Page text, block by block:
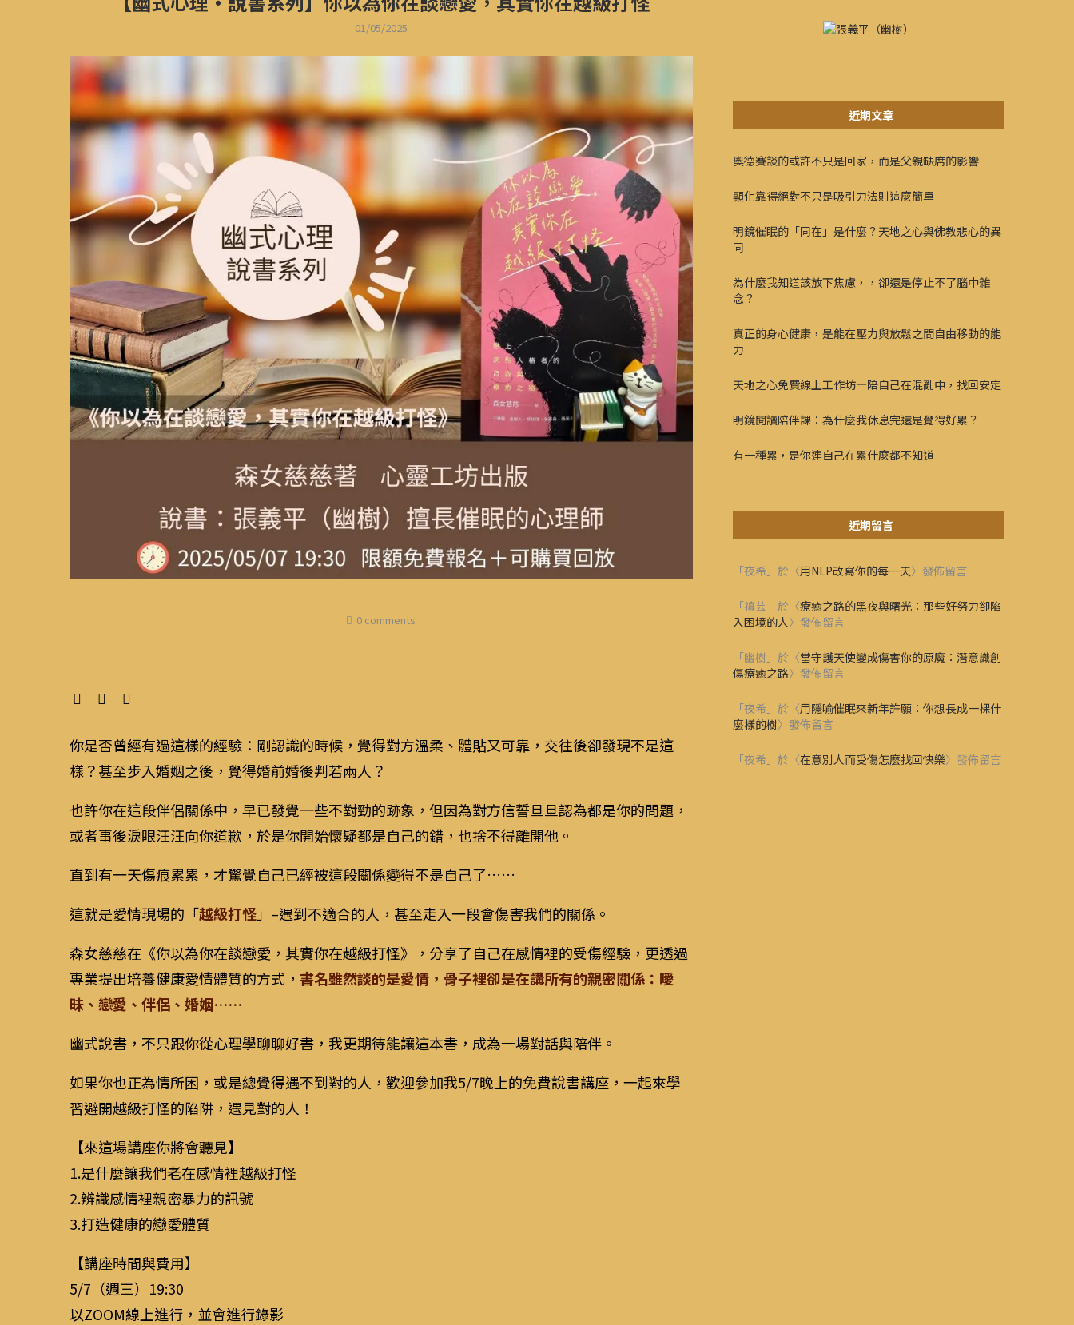
01/05/2025
0 comments
你是否曾經有過這樣的經驗：剛認識的時候，覺得對方溫柔、體貼又可靠，交往後卻發現不是這
樣？甚至步入婚姻之後，覺得婚前婚後判若兩人？
也許你在這段伴侶關係中，早已發覺一些不對勁的跡象，但因為對方信誓旦旦認為都是你的問題，
或者事後淚眼汪汪向你道歉，於是你開始懷疑都是自己的錯，也捨不得離開他。
直到有一天傷痕累累，才驚覺自己已經被這段關係變得不是自己了……
這就是愛情現場的「越級打怪」–遇到不適合的人，甚至走入一段會傷害我們的關係。
森女慈慈在《你以為你在談戀愛，其實你在越級打怪》，分享了自己在感情裡的受傷經驗，更透過
專業提出培養健康愛情體質的方式， 書名雖然談的是愛情，骨子裡卻是在講所有的親密關係：曖
昧、戀愛、伴侶、婚姻……
幽式說書，不只跟你從心理學聊聊好書，我更期待能讓這本書，成為一場對話與陪伴。
如果你也正為情所困，或是總覺得遇不到對的人，歡迎參加我5/7晚上的免費說書講座，一起來學
習避開越級打怪的陷阱，遇見對的人！
【來這場講座你將會聽見】
1.是什麼讓我們老在感情裡越級打怪
2.辨識感情裡親密暴力的訊號
3.打造健康的戀愛體質
【講座時間與費用】
5/7（週三）19:30
以ZOOM線上進行，並會進行錄影
近期文章
奧德賽談的或許不只是回家，而是父親缺席的影響
顯化靠得絕對不只是吸引力法則這麼簡單
明鏡催眠的「同在」是什麼？天地之心與佛教悲心的異
同
為什麼我知道該放下焦慮，，卻還是停止不了腦中雜
念？
真正的身心健康，是能在壓力與放鬆之間自由移動的能
力
天地之心免費線上工作坊—陪自己在混亂中，找回安定
明鏡閱讀陪伴課：為什麼我休息完還是覺得好累？
有一種累，是你連自己在累什麼都不知道
近期留言
「夜希 」於〈用NLP改寫你的每一天〉發佈留言
「禛芸 」於〈療癒之路的黑夜與曙光：那些好努力卻陷
入困境的人〉發佈留言
「幽樹 」於〈當守護天使變成傷害你的原魔：潛意識創
傷療癒之路〉發佈留言
「夜希 」於〈用隱喻催眠來新年許願：你想長成一棵什
麼樣的樹〉發佈留言
「夜希 」於〈在意別人而受傷怎麼找回快樂〉發佈留言